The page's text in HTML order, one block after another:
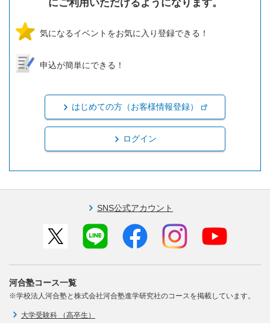
にご利用いただけるようになります。
気になるイベントをお気に入り登録できる！
申込が簡単にできる！
はじめての方（お客様情報登録）
ログイン
SNS公式アカウント
河合塾コース一覧
※学校法人河合塾と株式会社河合塾進学研究社のコースを掲載しています。
大学受験科 （高卒生）